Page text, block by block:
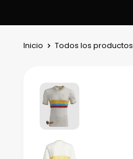
Inicio Todos los productos